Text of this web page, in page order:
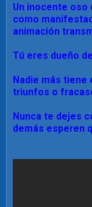
Un inocente oso
como
animación
Tú eres dueño
Nadie más
triunfos o
Nunca te dejes
demás esperen